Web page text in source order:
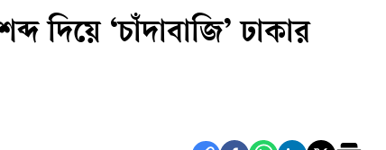
দিয়ে ‘চাঁদাবাজি’ ঢাকার